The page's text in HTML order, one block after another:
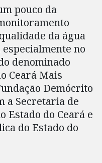
pouco da
da água
no
denominado
Ceará Mais
Demócrito
a Secretaria de
Estado do Ceará e
do Estado do